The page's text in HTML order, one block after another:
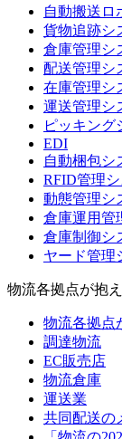
自動搬送ロ
貨物追跡シ
倉庫管理シ
配送管理シ
在庫管理シ
運送管理シ
ピッキング
EDI
自動梱包シ
RFID管理
動態管理シ
倉庫運用管
倉庫制御シ
ヤード管理
物流各拠点が抱
物流各拠点
調達物流
EC販売店
物流倉庫
運送業
共同配送の